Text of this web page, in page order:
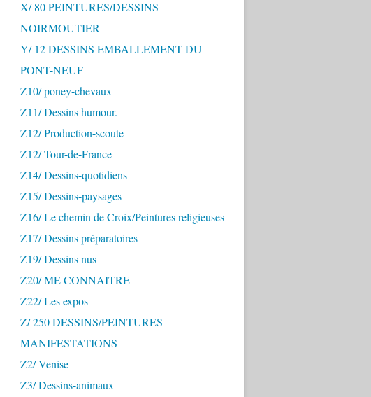
X/ 80 PEINTURES/DESSINS
NOIRMOUTIER
Y/ 12 DESSINS EMBALLEMENT DU
PONT-NEUF
Z10/ poney-chevaux
Z11/ Dessins humour.
Z12/ Production-scoute
Z12/ Tour-de-France
Z14/ Dessins-quotidiens
Z15/ Dessins-paysages
Z16/ Le chemin de Croix/Peintures religieuses
Z17/ Dessins préparatoires
Z19/ Dessins nus
Z20/ ME CONNAITRE
Z22/ Les expos
Z/ 250 DESSINS/PEINTURES
MANIFESTATIONS
Z2/ Venise
Z3/ Dessins-animaux